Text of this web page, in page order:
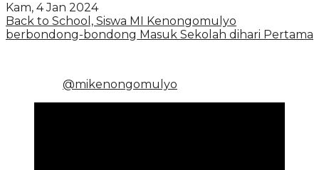
Kam, 4 Jan 2024
Back to School, Siswa MI Kenongomulyo
berbondong-bondong Masuk Sekolah dihari Pertama
@mikenongomulyo